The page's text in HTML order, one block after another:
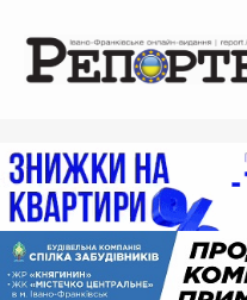
вмісту